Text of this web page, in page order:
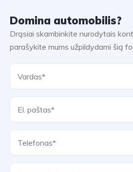
Domina automobilis?
Drąsiai skambinkite nurodytais
parašykite mums užpildydami šią